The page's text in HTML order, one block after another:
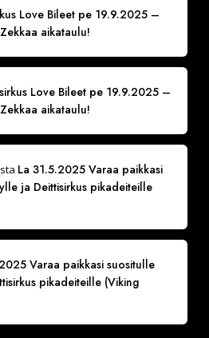
Love Bileet pe 19.9.2025 –
aikataulu!
Love Bileet pe 19.9.2025 –
aikataulu!
La 31.5.2025 Varaa paikkasi
ja Deittisirkus pikadeiteille
Varaa paikkasi suositulle
pikadeiteille (Viking